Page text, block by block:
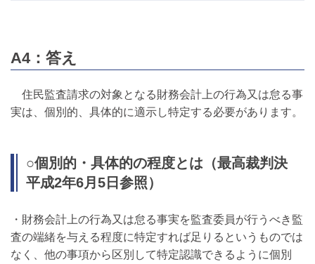
A4：答え
住民監査請求の対象となる財務会計上の行為又は怠る事
実は、個別的、具体的に適示し特定する必要があります。
○個別的・具体的の程度とは（最高裁判決
平成2年6月5日参照）
・財務会計上の行為又は怠る事実を監査委員が行うべき監
査の端緒を与える程度に特定すれば足りるというものでは
なく、他の事項から区別して特定認識できるように個別